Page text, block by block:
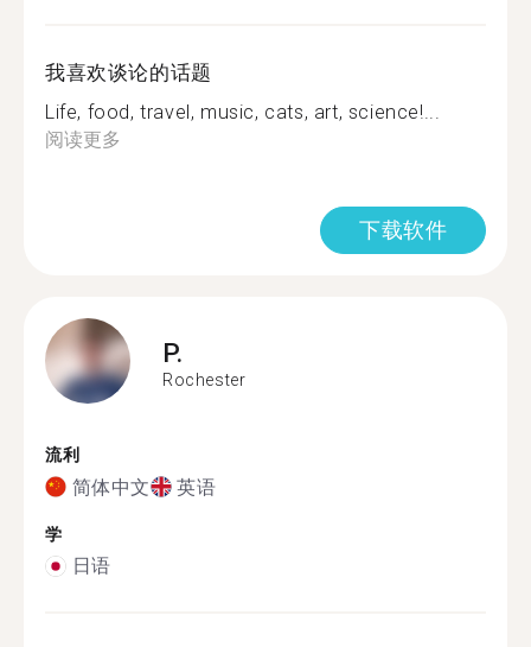
我喜欢谈论的话题
Life, food, travel, music, cats, art, science!...
阅读更多
下载软件
P.
Rochester
流利
简体中文 英语
学
日语